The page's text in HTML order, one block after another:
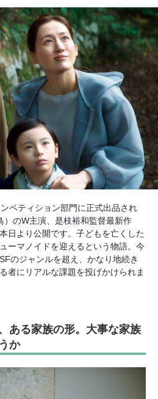
ペティション部門に正式出品され
）のW主演、是枝裕和監督最新作
日より公開です。子どもを亡くした
ーマノイドを迎えるという物語。今
のジャンルを超え、かなり地続き
者にリアルな課題を投げかけられま
ある家族の形。大事な家族
か